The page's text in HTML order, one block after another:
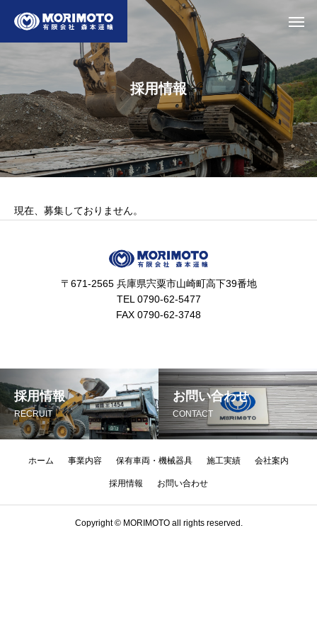
採用情報
現在、募集しておりません。
〒671-2565 兵庫県宍粟市山崎町高下39番地
TEL 0790-62-5477
FAX 0790-62-3748
採用情報
RECRUIT
お問い合わせ
CONTACT
ホーム 事業内容 保有車両・機械器具 施工実績 会社案内
採用情報 お問い合わせ
Copyright © MORIMOTO all rights reserved.